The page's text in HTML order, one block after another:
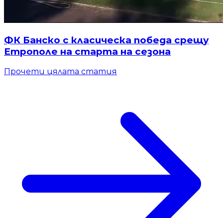
ФК Банско с класическа победа срещу
Етрополе на старта на сезона
Прочети цялата статия